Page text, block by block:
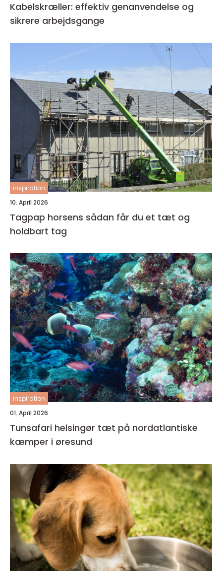
Kabelskræller: effektiv genanvendelse og
sikrere arbejdsgange
inspiration
10. April 2026
Tagpap horsens sådan får du et tæt og
holdbart tag
inspiration
01. April 2026
Tunsafari helsingør tæt på nordatlantiske
kæmper i øresund